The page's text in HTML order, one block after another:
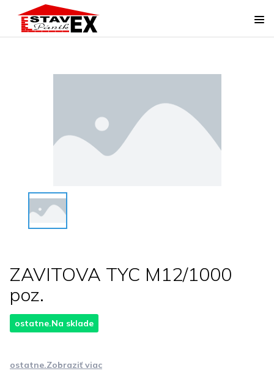
ZAVITOVA TYC M12/1000
poz.
ostatne.Na sklade
ostatne.Zobraziť viac